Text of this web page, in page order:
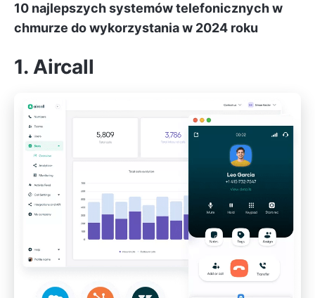
10 najlepszych systemów telefonicznych w
chmurze do wykorzystania w 2024 roku
1. Aircall